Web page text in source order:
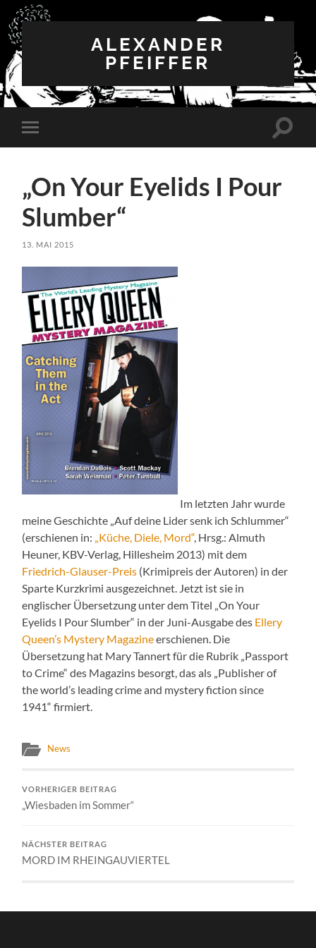
ALEXANDER
PFEIFFER
Mobile-
Menü
„On Your Eyelids I Pour
Slumber“
13. MAI 2015
Im letzten Jahr wurde
meine Geschichte „Auf deine Lider senk ich Schlummer“
(erschienen in: „Küche, Diele, Mord“, Hrsg.: Almuth
Heuner, KBV-Verlag, Hillesheim 2013) mit dem
Friedrich-Glauser-Preis (Krimipreis der Autoren) in der
Sparte Kurzkrimi ausgezeichnet. Jetzt ist sie in
englischer Übersetzung unter dem Titel „On Your
Eyelids I Pour Slumber“ in der Juni-Ausgabe des Ellery
Queen’s Mystery Magazineerschienen. Die
Übersetzung hat Mary Tannert für die Rubrik „Passport
to Crime“ des Magazins besorgt, das als „Publisher of
the world’s leading crime and mystery fiction since
1941“ firmiert.
News
VORHERIGER BEITRAG
„Wiesbaden im Sommer“
NÄCHSTER BEITRAG
MORD IM RHEINGAUVIERTEL